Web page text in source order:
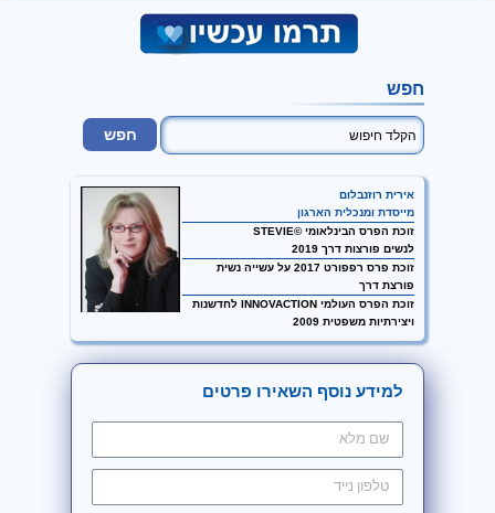
חפש
אירית רוזנבלום
מייסדת ומנכלית הארגון
זוכת הפרס הבינלאומי ©STEVIE
לנשים פורצות דרך 2019
זוכת פרס רפפורט 2017 על עשייה נשית
פורצת דרך
זוכת הפרס העולמי INNOVACTION לחדשנות
ויצירתיות משפטית 2009
למידע נוסף השאירו פרטים